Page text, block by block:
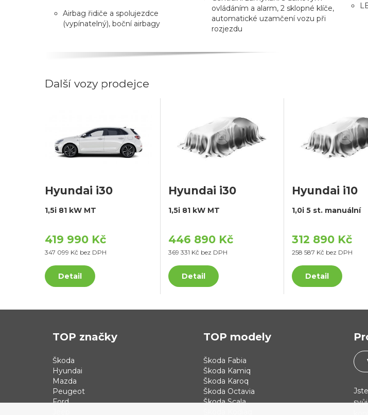
Airbag řidiče a spolujezdce
(vypínatelný), boční airbagy
ovládáním a alarm, 2 sklopné klíče,
automatické uzamčení vozu při
rozjezdu
Další vozy prodejce
Hyundai i30
1,5i 81 kW MT
419 990 Kč
347 099 Kč bez DPH
Detail
Hyundai i30
1,5i 81 kW MT
446 890 Kč
369 331 Kč bez DPH
Detail
Hyundai i10
1,0i 5 st. manuální
312 890 Kč
258 587 Kč bez DPH
Detail
TOP značky
Škoda
Hyundai
Mazda
Peugeot
Ford
TOP modely
Škoda Fabia
Škoda Kamiq
Škoda Karoq
Škoda Octavia
Škoda Scala